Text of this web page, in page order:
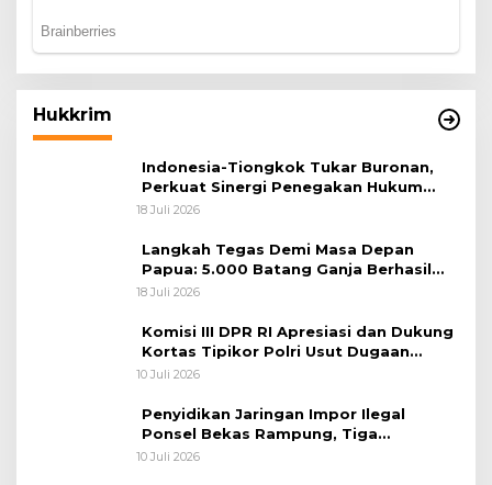
Hukkrim
Indonesia-Tiongkok Tukar Buronan,
Perkuat Sinergi Penegakan Hukum
Lintas Negara
18 Juli 2026
Langkah Tegas Demi Masa Depan
Papua: 5.000 Batang Ganja Berhasil
Diungkap Koops TNI Habema
18 Juli 2026
Komisi III DPR RI Apresiasi dan Dukung
Kortas Tipikor Polri Usut Dugaan
Korupsi Batu Bara
10 Juli 2026
Penyidikan Jaringan Impor Ilegal
Ponsel Bekas Rampung, Tiga
Tersangka Sudah P-21 dan Satu Buron
10 Juli 2026